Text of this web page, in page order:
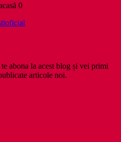
0
abona la acest blog și vei primi
articole noi.